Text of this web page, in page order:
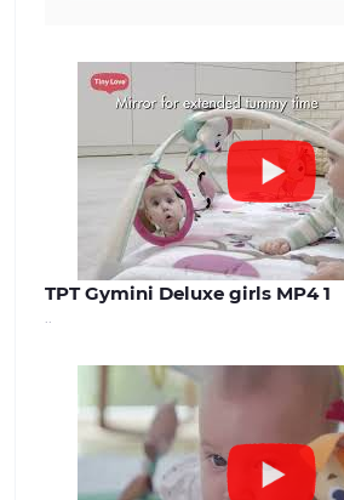
магазині ви
дитячих товарів, які
потреби дітей
комфортних та
автокрісел до
дітей різного віку.
забезпечити нашим
максимальний вибір
знайти все, що
молодої сім'ї. Наші
вважаємо, що довіра
консультацію та
питання, що
benext.com.ua
TPT Gymini Deluxe girls MP4 1